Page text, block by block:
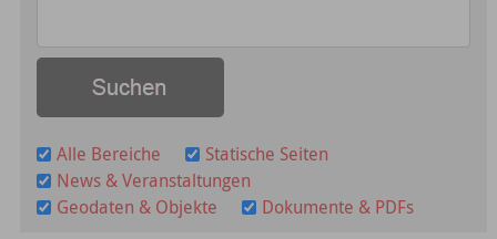
Alle Bereiche
Statische Seiten
News & Veranstaltungen
Geodaten & Objekte
Dokumente & PDFs